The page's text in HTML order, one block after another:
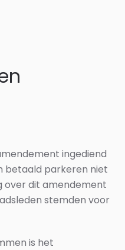
ingediend
betaald parkeren niet
over dit amendement
stemden voor
is het